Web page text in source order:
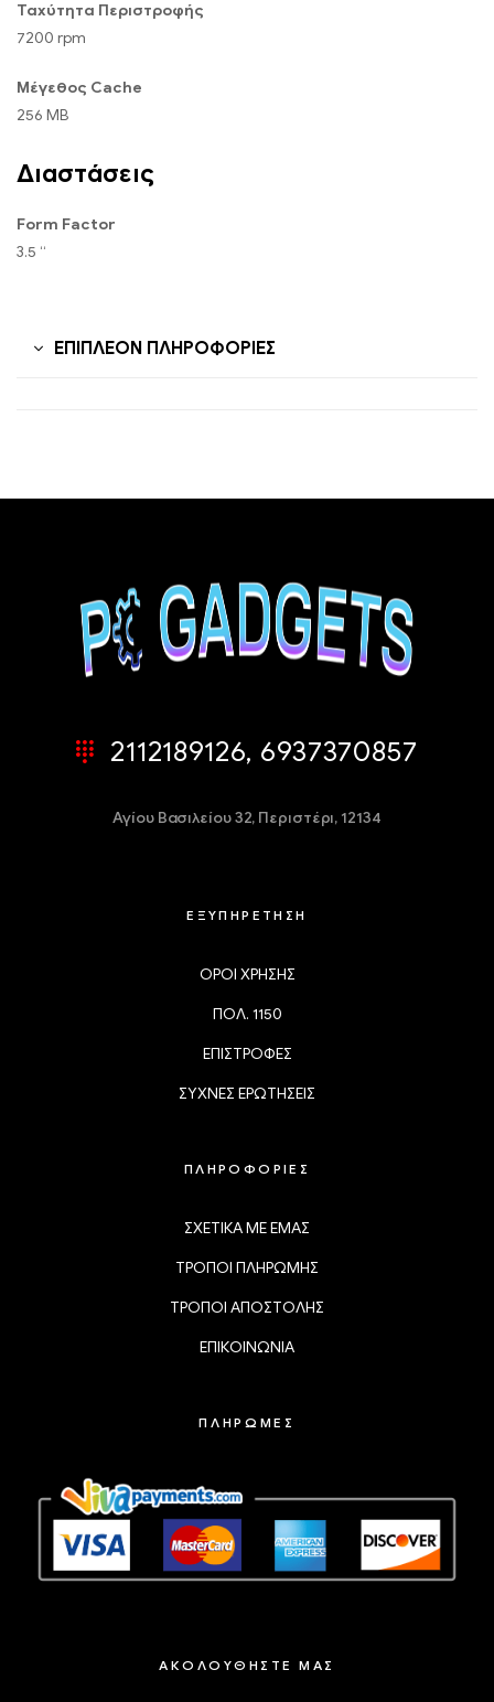
Ταχύτητα Περιστροφής
7200 rpm
Μέγεθος Cache
256 MB
Διαστάσεις
Form Factor
3.5 “
ΕΠΙΠΛΈΟΝ ΠΛΗΡΟΦΟΡΊΕΣ
2112189126, 6937370857
Αγίου Βασιλείου 32, Περιστέρι, 12134
ΕΞΥΠΗΡΕΤΗΣΗ
ΟΡΟΙ ΧΡΗΣΗΣ
ΠΟΛ. 1150
ΕΠΙΣΤΡΟΦΕΣ
ΣΥΧΝΕΣ ΕΡΩΤΗΣΕΙΣ
ΠΛΗΡΟΦΟΡΙΕΣ
ΣΧΕΤΙΚΑ ΜΕ ΕΜΑΣ
ΤΡΟΠΟΙ ΠΛΗΡΩΜΗΣ
ΤΡΟΠΟΙ ΑΠΟΣΤΟΛΗΣ
ΕΠΙΚΟΙΝΩΝΙΑ
ΠΛΗΡΩΜΕΣ
ΑΚΟΛΟΥΘΗΣΤΕ ΜΑΣ